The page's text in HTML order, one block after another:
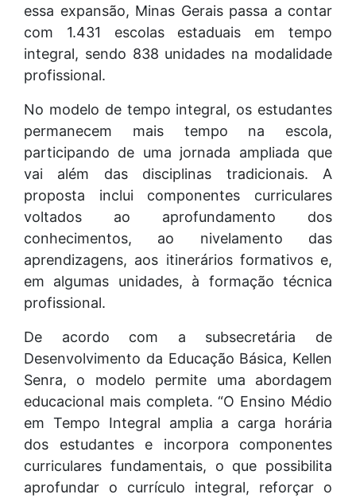
essa expansão, Minas Gerais passa a contar
com 1.431 escolas estaduais em tempo
integral, sendo 838 unidades na modalidade
profissional.
No modelo de tempo integral, os estudantes
permanecem mais tempo na escola,
participando de uma jornada ampliada que
vai além das disciplinas tradicionais. A
proposta inclui componentes curriculares
voltados ao aprofundamento dos
conhecimentos, ao nivelamento das
aprendizagens, aos itinerários formativos e,
em algumas unidades, à formação técnica
profissional.
De acordo com a subsecretária de
Desenvolvimento da Educação Básica, Kellen
Senra, o modelo permite uma abordagem
educacional mais completa. “O Ensino Médio
em Tempo Integral amplia a carga horária
dos estudantes e incorpora componentes
curriculares fundamentais, o que possibilita
aprofundar o currículo integral, reforçar o